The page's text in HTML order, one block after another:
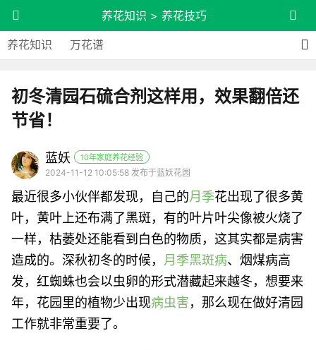
养花知识 >养花技巧
养花知识 万花谱
初冬清园石硫合剂这样用，效果翻倍还
节省！
蓝妖 10年家庭养花经验
2024-11-12 10:05:58 发布于蓝妖花园
最近很多小伙伴都发现，自己的月季花出现了很多黄
叶，黄叶上还布满了黑斑，有的叶片叶尖像被火烧了
一样，枯萎处还能看到白色的物质，这其实都是病害
造成的。深秋初冬的时候， 月季黑斑病、烟煤病高
发，红蜘蛛也会以虫卵的形式潜藏起来越冬，想要来
年，花园里的植物少出现病虫害，那么现在做好清园
工作就非常重要了。